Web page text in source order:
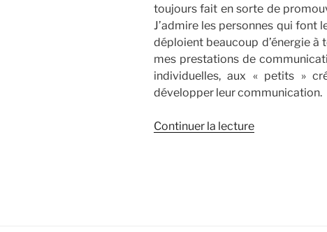
toujours fait en sorte de
J’admire les personnes qui font
déploient beaucoup d’énergie à
mes prestations de
individuelles, aux « petits »
développer leur communication.
Continuer la lecturede